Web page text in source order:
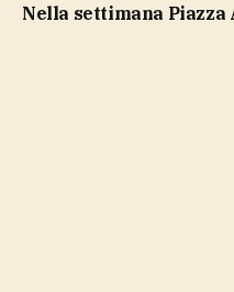
Nella settimana